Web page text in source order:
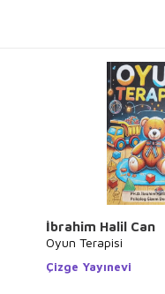
İbrahim Halil Can
Oyun Terapisi
Çizge Yayınevi